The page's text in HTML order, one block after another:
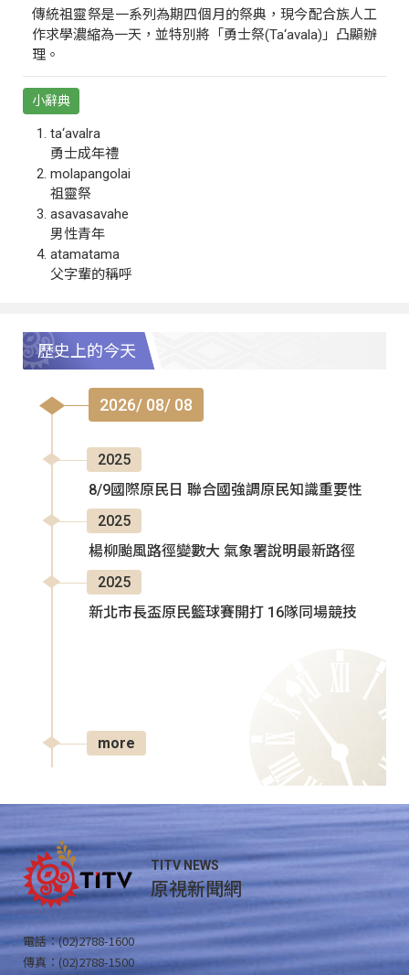
傳統祖靈祭是一系列為期四個月的祭典，現今配合族人工
作求學濃縮為一天，並特別將「勇士祭(Ta‘avala)」凸顯辦
理。
小辭典
ta‘avalra
勇士成年禮
molapangolai
祖靈祭
asavasavahe
男性青年
atamatama
父字輩的稱呼
歷史上的今天
2026/ 08/ 08
2025
8/9國際原民日 聯合國強調原民知識重要性
2025
楊柳颱風路徑變數大 氣象署說明最新路徑
2025
新北市長盃原民籃球賽開打 16隊同場競技
more
TITV NEWS
原視新聞網
電話：(02)2788-1600
傳真：(02)2788-1500